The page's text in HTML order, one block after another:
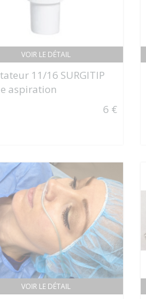
VOIR LE DÉTAIL
11/16 SURGITIP
aspiration
6 €
VOIR LE DÉTAIL